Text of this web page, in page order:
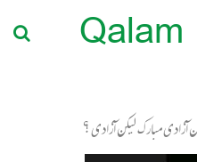
آزادی مبارک لیکن آزادی ؟